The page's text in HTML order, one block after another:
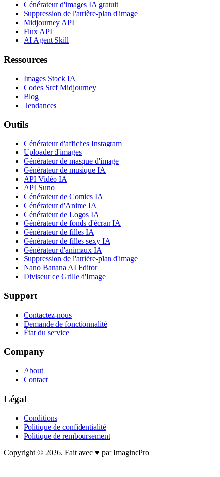
Générateur d'images IA gratuit
Suppression de l'arrière-plan d'image
Midjourney API
Flux API
AI Agent Skill
Ressources
Images Stock IA
Codes Sref Midjourney
Blog
Tendances
Outils
Générateur d'affiches Instagram
Uploader d'images
Générateur de masque d'image
Générateur de musique IA
API Vidéo IA
API Suno
Générateur de Comics IA
Générateur d'Anime IA
Générateur de Logos IA
Générateur de fonds d'écran IA
Générateur de filles IA
Générateur de filles sexy IA
Générateur d'animaux IA
Suppression de l'arrière-plan d'image
Nano Banana AI Editor
Diviseur de Grille d'Image
Support
Contactez-nous
Demande de fonctionnalité
État du service
Company
About
Contact
Légal
Conditions
Politique de confidentialité
Politique de remboursement
Copyright © 2026. Fait avec ♥ par ImaginePro